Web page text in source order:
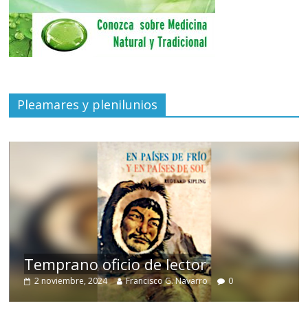
Pleamares y plenilunios
Temprano oficio de lector
2 noviembre, 2024 Francisco G. Navarro 0